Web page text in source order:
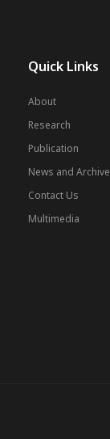
Quick Links
About
Research
Publication
News and Archive
Contact Us
Multimedia